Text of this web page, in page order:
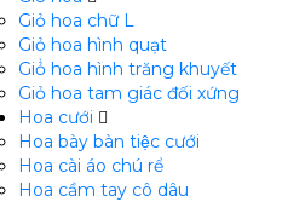
Giỏ hoa chữ L
Giỏ hoa hình quạt
Giỏ̉ hoa hình trăng khuyết
Giỏ hoa tam giác đối xứng
Hoa cưới
Hoa bày bàn tiệc cưới
Hoa cài áo chú rể
Hoa cầm tay cô dâu